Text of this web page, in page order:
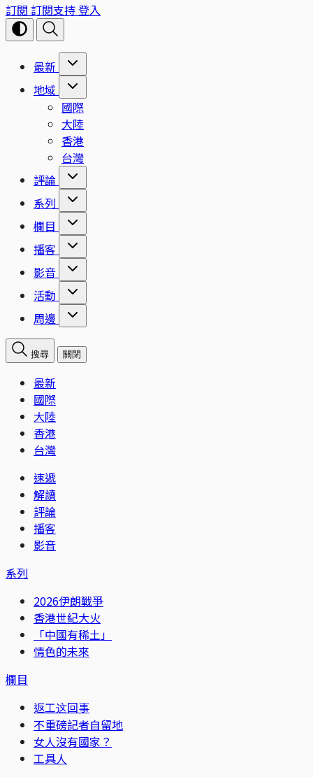
訂閱 訂閱支持登入
最新
地域
國際
大陸
香港
台灣
評論
系列
欄目
播客
影音
活動
周邊
搜尋 關閉
最新
國際
大陸
香港
台灣
速遞
解讀
評論
播客
影音
系列
2026伊朗戰爭
香港世紀大火
「中國有稀土」
情色的未來
欄目
返工这回事
不重磅記者自留地
女人沒有國家？
工具人